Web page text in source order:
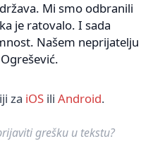
Mi smo odbranili
je ratovalo. I sada
Našem neprijatelju
za iOS ili Android.
grešku u tekstu?